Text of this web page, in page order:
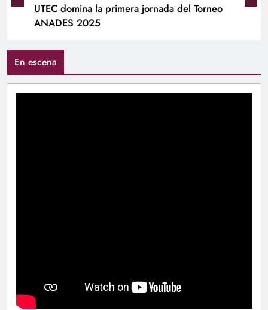
UTEC domina la primera jornada del Torneo
ANADES 2025
En escena